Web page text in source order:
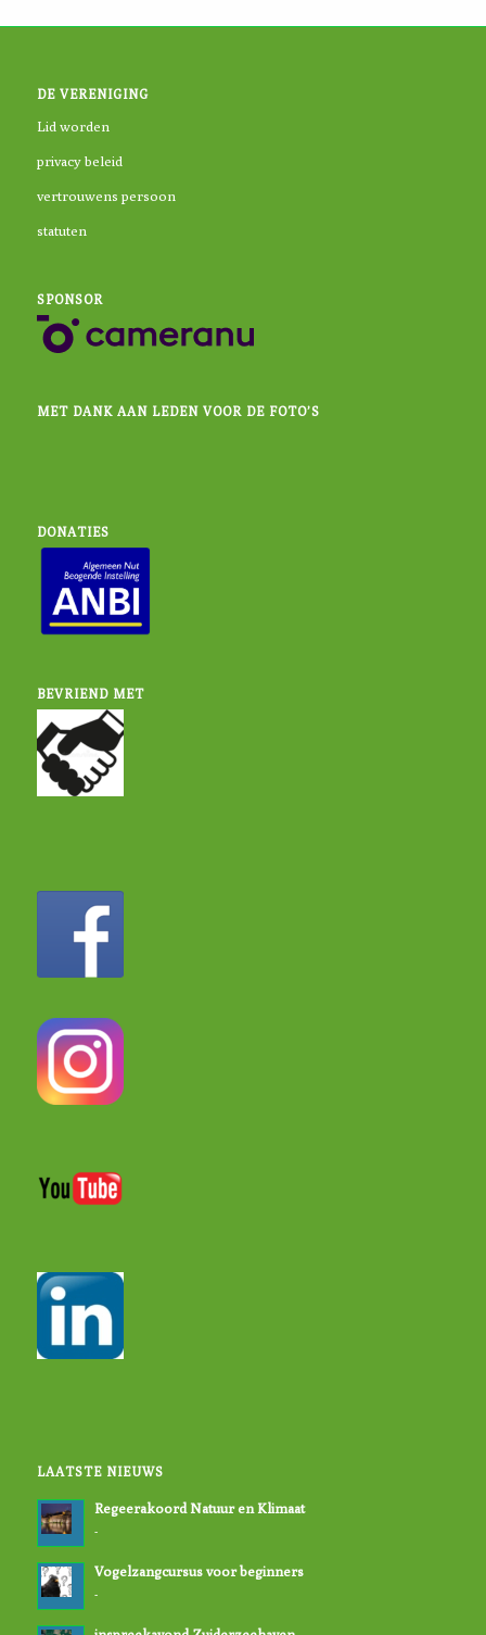
DE VERENIGING
Lid worden
privacy beleid
vertrouwens persoon
statuten
SPONSOR
MET DANK AAN LEDEN VOOR DE FOTO’S
DONATIES
BEVRIEND MET
LAATSTE NIEUWS
Regeerakoord Natuur en Klimaat
-
Vogelzangcursus voor beginners
-